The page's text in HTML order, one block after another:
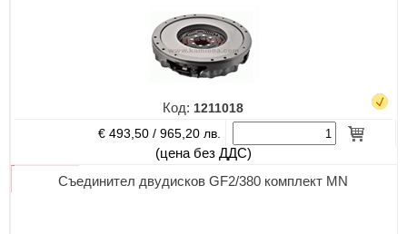
Код: 1211018
€ 493,50 /965,20 лв.
(цена без ДДС)
Съединител двудисков GF2/380 комплект MN